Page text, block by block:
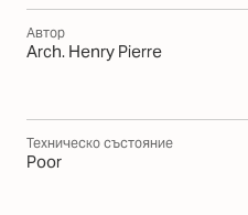
Автор
Arch. Henry Pierre
Техническо състояние
Poor